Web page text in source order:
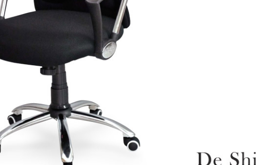
9,000以上：免運費
以下：NT$500元
9,000以下：NT$500元
＊A108產品另收運費
配送天數：5~14天
時間：指定送貨日當天以電話聯絡確認
周（一）配送部門固定公休無送貨｜
暫無法配送至百貨公司內部。
票將於商品完成出貨15個工作天另行寄出，另外約加上2~7個工作天內
日內通知本公司客服人員，我們將為您更換新品，運費皆由本站負責，
新狀態且完整包裝，床墊、床包、枕頭類產品需為未拆封狀態(請保持商
附隨文件或資料之完整性)，若未依照上述方式處理，恕無法接受退貨。
能會因個人電腦螢幕的設定色差或解析度等因素， 與實際商品的顏色、
，
需自付來回運費及人資成本
，請您訂購前詳加確認。(包含商品尺寸